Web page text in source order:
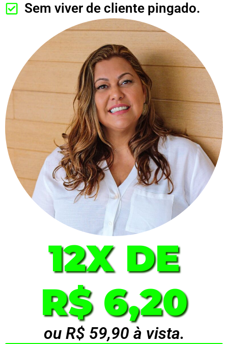
Sem viver de cliente pingado.
12X DE
R$ 6,20
ou R$ 59,90 à vista.